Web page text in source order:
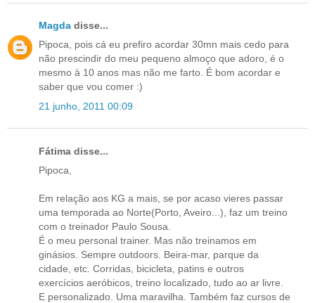
Magda disse...
Pipoca, pois cá eu prefiro acordar 30mn mais cedo para
não prescindir do meu pequeno almoço que adoro, é o
mesmo à 10 anos mas não me farto. É bom acordar e
saber que vou comer :)
21 junho, 2011 00:09
Fátima disse...
Pipoca,
Em relação aos KG a mais, se por acaso vieres passar
uma temporada ao Norte(Porto, Aveiro...), faz um treino
com o treinador Paulo Sousa.
É o meu personal trainer. Mas não treinamos em
ginásios. Sempre outdoors. Beira-mar, parque da
cidade, etc. Corridas, bicicleta, patins e outros
exercícios aeróbicos, treino localizado, tudo ao ar livre.
E personalizado. Uma maravilha. Também faz cursos de